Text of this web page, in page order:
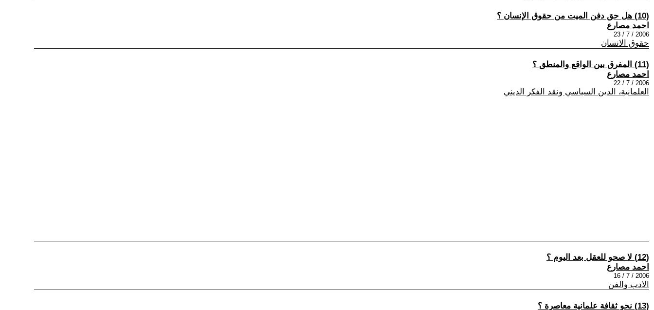
(10) هل حق دفن الميت من حقوق الإنسان ؟
احمد مصارع
2006 / 7 / 23
حقوق الانسان
(11) المفرق بين الواقع والمنطق ؟
احمد مصارع
2006 / 7 / 22
العلمانية، الدين السياسي ونقد الفكر الديني
(12) لا صحو للعقل بعد اليوم ؟
احمد مصارع
2006 / 7 / 16
الادب والفن
(13) نحو ثقافة علمانية معاصرة ؟